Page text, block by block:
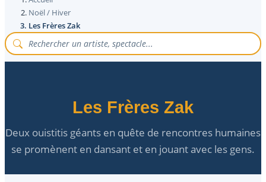
Noël / Hiver
Les Frères Zak
Les Frères Zak
Deux ouistitis géants en quête de rencontres humaines
se promènent en dansant et en jouant avec les gens.